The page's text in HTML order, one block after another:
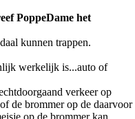
PoppeDame het
kunnen trappen.
werkelijk is...auto of
verkeer op
de brommer op de daarvoor
op de brommer kan